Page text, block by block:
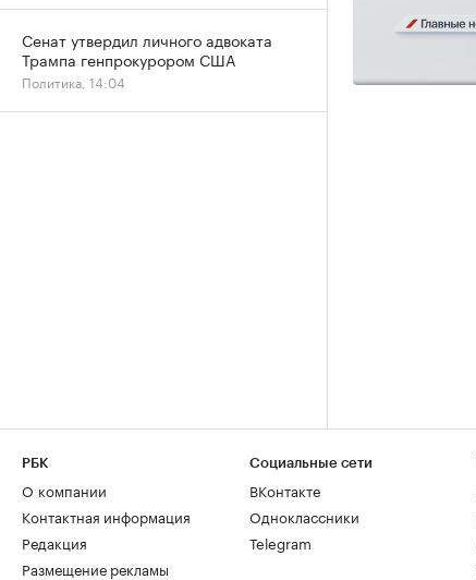
Сенат утвердил личного адвоката
Трампа генпрокурором США
Политика, 14:04
РБК
О компании
Контактная информация
Редакция
Размещение рекламы
Социальные сети
ВКонтакте
Одноклассники
Telegram